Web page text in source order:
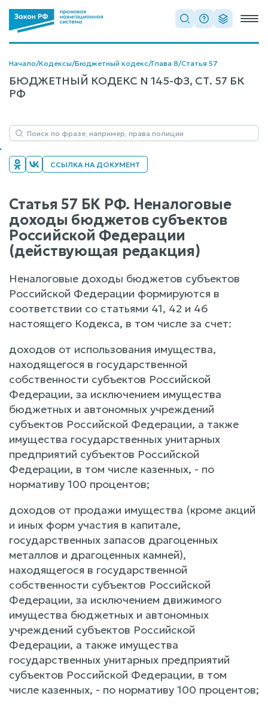
Начало/Кодексы/Бюджетный кодекс/Глава 8/Статья 57
БЮДЖЕТНЫЙ КОДЕКС N 145-ФЗ, СТ. 57 БК
РФ
ССЫЛКА НА ДОКУМЕНТ
Статья 57 БК РФ. Неналоговые
доходы бюджетов субъектов
Российской Федерации
(действующая редакция)
Неналоговые доходы бюджетов субъектов
Российской Федерации формируются в
соответствии со статьями 41, 42 и 46
настоящего Кодекса, в том числе за счет:
доходов от использования имущества,
находящегося в государственной
собственности субъектов Российской
Федерации, за исключением имущества
бюджетных и автономных учреждений
субъектов Российской Федерации, а также
имущества государственных унитарных
предприятий субъектов Российской
Федерации, в том числе казенных, - по
нормативу 100 процентов;
доходов от продажи имущества (кроме акций
и иных форм участия в капитале,
государственных запасов драгоценных
металлов и драгоценных камней),
находящегося в государственной
собственности субъектов Российской
Федерации, за исключением движимого
имущества бюджетных и автономных
учреждений субъектов Российской
Федерации, а также имущества
государственных унитарных предприятий
субъектов Российской Федерации, в том
числе казенных, - по нормативу 100 процентов;